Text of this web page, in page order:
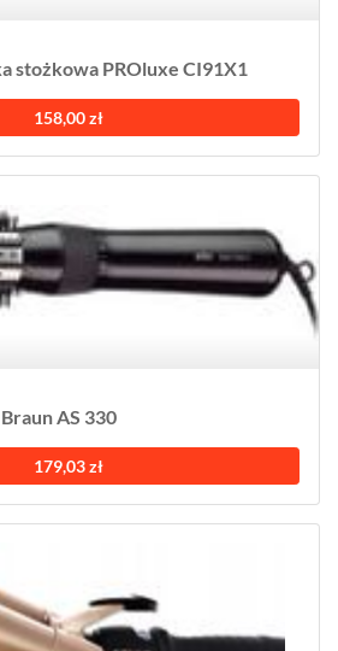
stożkowa PROluxe CI91X1
158,00 zł
AS 330
179,03 zł